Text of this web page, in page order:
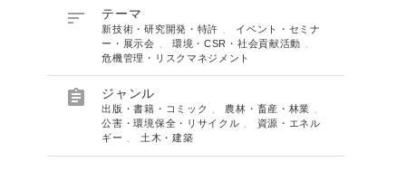
 テーマ
新技術・研究開発・特許
イベント・セミナ
ー・展示会
環境・CSR・社会貢献活動
危機管理・リスクマネジメント
 ジャンル
出版・書籍・コミック 農林・畜産・林業
公害・環境保全・リサイクル
資源・エネル
ギー
土木・建築